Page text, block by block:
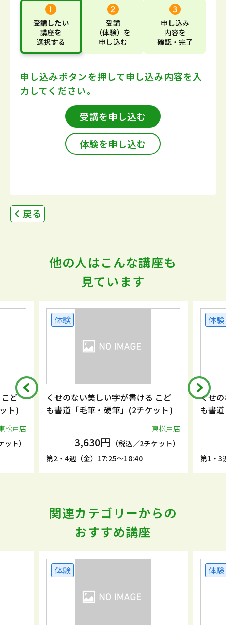
受講したい
講座を
選択する
受講
（体験） を
申し込む
申し込み
内容を
確認・完了
申し込みボタンを押して申し込み内容を入
力してください。
受講を申し込む
体験を申し込む
戻る
他の人はこんな講座も
見ています
ど
ト)
松戸店
ト）
体験
くせのない美しい字が書ける こど
も書道「毛筆・硬筆」(2チケット)
東松戸店
3,630円 （税込／2チケット）
第2・4週（金）17:25～18:40
体験
くせ
も書
第1・3
関連カテゴリーからの
おすすめ講座
体験 体験